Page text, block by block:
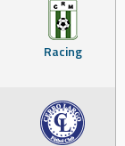
Racing